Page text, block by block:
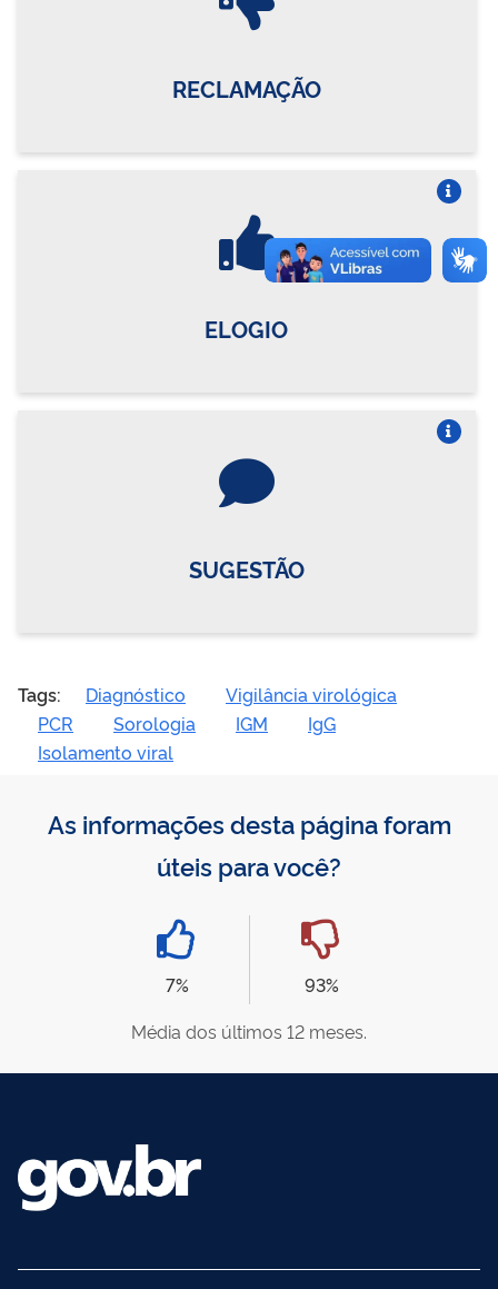
RECLAMAÇÃO
ELOGIO
SUGESTÃO
Tags: Diagnóstico
Vigilância virológica
PCR
Sorologia IGM
IgG
Isolamento viral
As informações desta página foram
úteis para você?
7%
93%
Média dos últimos 12 meses.